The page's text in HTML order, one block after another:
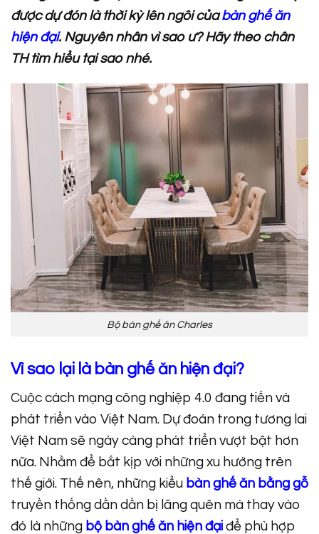
được dự đón là thời kỳ lên ngôi củabàn ghế ăn
hiện đại. Nguyên nhân vì sao ư? Hãy theo chân
TH tìm hiểu tại sao nhé.
Bộ bàn ghế ăn Charles
Vì sao lại là bàn ghế ăn hiện đại?
Cuộc cách mạng công nghiệp 4.0 đang tiến và
phát triển vào Việt Nam. Dự đoán trong tương lai
Việt Nam sẽ ngày càng phát triển vượt bật hơn
nữa. Nhằm để bắt kịp với những xu hướng trên
thế giới. Thế nên, những kiểu bàn ghế ăn bằng gỗ
truyền thống dần dần bị lãng quên mà thay vào
đó là những bộ bàn ghế ăn hiện đại để phù hợp